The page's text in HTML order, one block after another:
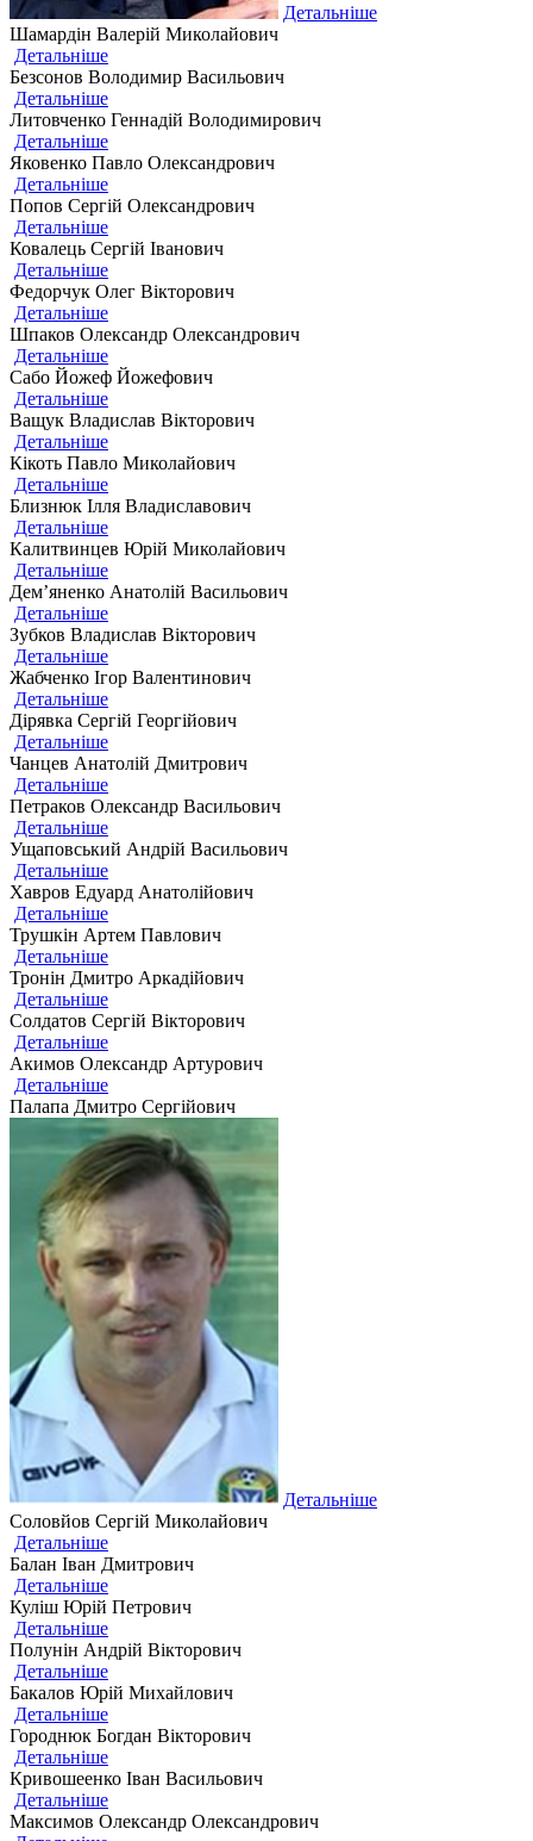
Детальніше
Шамардін Валерій Миколайович
Детальніше
Безсонов Володимир Васильович
Детальніше
Литовченко Геннадій Володимирович
Детальніше
Яковенко Павло Олександрович
Детальніше
Попов Сергій Олександрович
Детальніше
Ковалець Сергій Іванович
Детальніше
Федорчук Олег Вікторович
Детальніше
Шпаков Олександр Олександрович
Детальніше
Сабо Йожеф Йожефович
Детальніше
Ващук Владислав Вікторович
Детальніше
Кікоть Павло Миколайович
Детальніше
Близнюк Ілля Владиславович
Детальніше
Калитвинцев Юрій Миколайович
Детальніше
Дем’яненко Анатолій Васильович
Детальніше
Зубков Владислав Вікторович
Детальніше
Жабченко Ігор Валентинович
Детальніше
Дірявка Сергій Георгійович
Детальніше
Чанцев Анатолій Дмитрович
Детальніше
Петраков Олександр Васильович
Детальніше
Ущаповський Андрій Васильович
Детальніше
Хавров Едуард Анатолійович
Детальніше
Трушкін Артем Павлович
Детальніше
Тронін Дмитро Аркадійович
Детальніше
Солдатов Сергій Вікторович
Детальніше
Акимов Олександр Артурович
Детальніше
Палапа Дмитро Сергійович
Детальніше
Соловйов Сергій Миколайович
Детальніше
Балан Іван Дмитрович
Детальніше
Куліш Юрій Петрович
Детальніше
Полунін Андрій Вікторович
Детальніше
Бакалов Юрій Михайлович
Детальніше
Городнюк Богдан Вікторович
Детальніше
Кривошеенко Іван Васильович
Детальніше
Максимов Олександр Олександрович